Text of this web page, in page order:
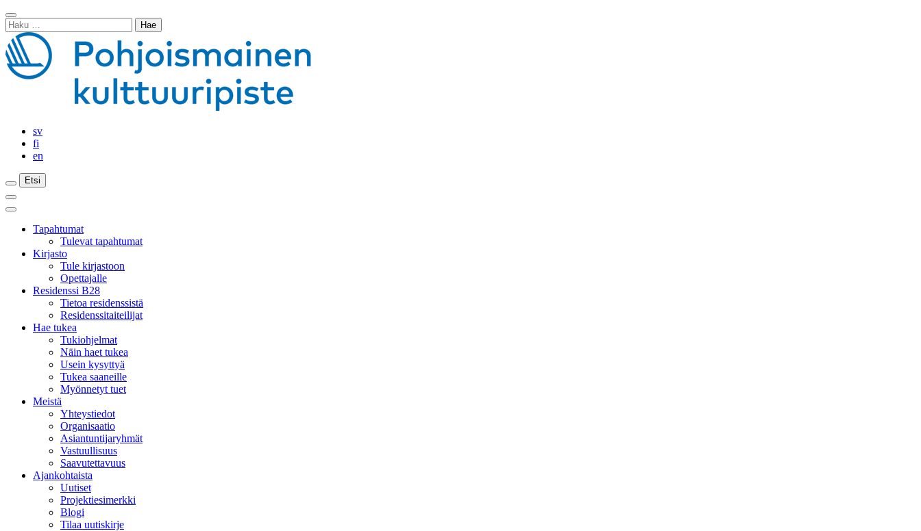
Siirry
sisältöön
Sulje
haku
Haku:
sv
fi
en
Etsi
Etsi
Etsi
Päävalikko
Sulje
päävalikkoTapahtumat
Tulevat tapahtumat
Kirjasto
Tule kirjastoon
Opettajalle
Residenssi B28
Tietoa residenssistä
Residenssitaiteilijat
Hae tukea
Tukiohjelmat
Näin haet tukea
Usein kysyttyä
Tukea saaneille
Myönnetyt tuet
Meistä
Yhteystiedot
Organisaatio
Asiantuntijaryhmät
Vastuullisuus
Saavutettavuus
Ajankohtaista
Uutiset
Projektiesimerkki
Blogi
Tilaa uutiskirje